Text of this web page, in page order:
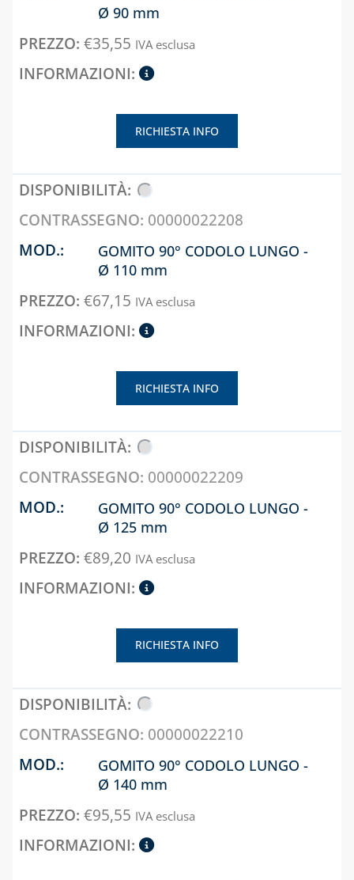
ACCESSORI
CAPITOLO 10
LAMPADE,
BRUCIATORI
LEGHE SALDANTI
PRODOTTI PER
SALDATURA
Ø 90 mm
€35,55 IVA esclusa
RICHIESTA INFO
00000022208
GOMITO 90° CODOLO LUNGO -
Ø 110 mm
€67,15 IVA esclusa
RICHIESTA INFO
00000022209
GOMITO 90° CODOLO LUNGO -
Ø 125 mm
€89,20 IVA esclusa
RICHIESTA INFO
00000022210
GOMITO 90° CODOLO LUNGO -
Ø 140 mm
€95,55 IVA esclusa